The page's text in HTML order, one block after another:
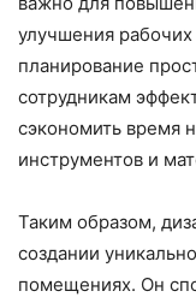
улучшения
планирование
сотрудникам
сэкономить время
инструментов и
Таким образом,
создании
помещениях. Он